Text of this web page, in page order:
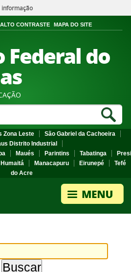
informação
ALTO CONTRASTE MAPA DO SITE
do
Zona Leste
São Gabriel da Cachoeira
Distrito Industrial
Maués Parintins Tabatinga
Humaitá Manacapuru Eirunepé
Tefé
do Acre